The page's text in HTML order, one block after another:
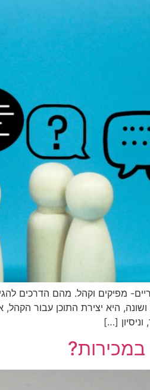
לנו 2 צרכנים עיקריים- מפיקים וקהל.
היא יצירת התוכן עבור
[…]